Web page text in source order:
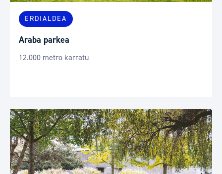
ERDIALDEA
Araba parkea
12.000 metro karratu